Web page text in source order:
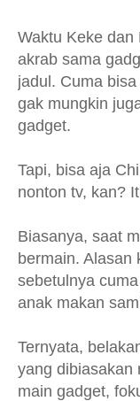
Waktu Keke dan
akrab sama
jadul. Cuma
gak mungkin
gadget.
Tapi, bisa aja
nonton tv, kan?
Biasanya, saat
bermain. Alasan
sebetulnya
anak makan
Ternyata,
yang dibiasakan
main gadget,